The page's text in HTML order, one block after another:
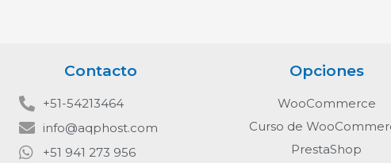
Contacto
+51-54213464
info@aqphost.com
+51 941 273 956
Opciones
WooCommerce
Curso de
PrestaShop